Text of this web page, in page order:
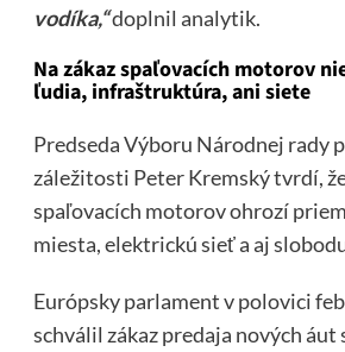
vodíka,“doplnil analytik.
Na zákaz spaľovacích motorov
ľudia, infraštruktúra, ani siete
Predseda Výboru Národnej rady
záležitosti Peter Kremský tvrdí,
spaľovacích motorov ohrozí
miesta, elektrickú sieť a aj
Európsky parlament v polovici
schválil zákaz predaja nových áut